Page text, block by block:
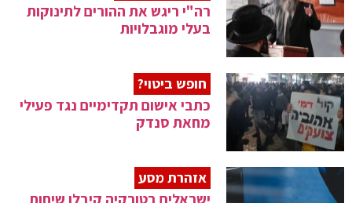
רה"י ריגש את ההורים לתינוקות
בעלי מוגבלויות
חופש ביטוי?
כתבי אישום תקדימיים נגד פעילי
מחאת סנדק
אזהרת מסע